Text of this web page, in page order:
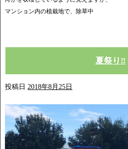
マンション内の植栽地で、除草中
夏祭り‼︎
投稿日 2018年8月25日